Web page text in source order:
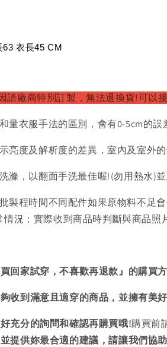
63 衣長45 CM
請廠商特別訂製，無法退換貨!可以
量衣服手法的區別，會有0-5cm的誤
亮度及解析度的差異，室內及室外
滌，以翻面手洗最佳喔!(勿用熱水)
製程時間不同配件如果原物料不足
情況；實際收到商品時判斷與商品
回家試穿，不喜歡再退款』的購買
收到滿意且適穿的商品，並擁有美
充分的詢問和確認再購買哦!購買前
並提供妳最合適的建議，請讓我們協